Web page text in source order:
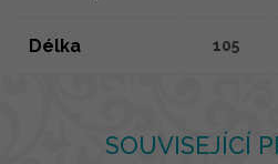
SOUVISEJÍCÍ
Délka 105